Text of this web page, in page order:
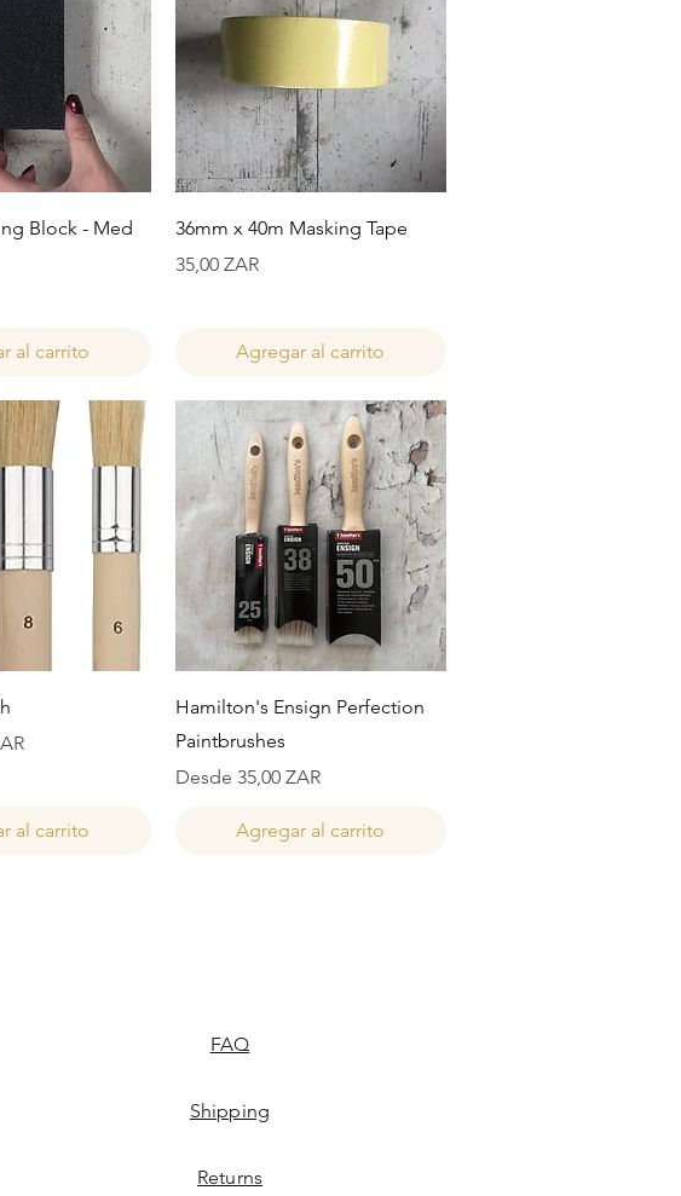
rápida
Block - Med
al carrito
Vista rápida
36mm x 40m Masking Tape
Precio
35,00 ZAR
Agregar al carrito
rápida
al carrito
Vista rápida
Hamilton's Ensign Perfection
Paintbrushes
Desde 35,00 ZAR
Precio de oferta
Agregar al carrito
FAQ
Shipping
Returns